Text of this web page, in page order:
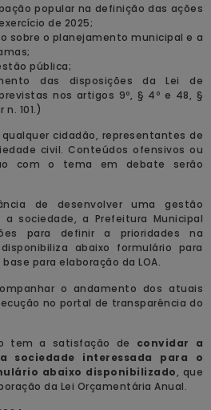
popular na definição das ações
de 2025;
sobre o planejamento municipal e a
pública;
disposições da Lei de
nos artigos 9º, § 4º e 48, §
101.)
cidadão, representantes de
civil. Conteúdos ofensivos ou
com o tema em debate serão
de desenvolver uma gestão
sociedade, a Prefeitura Municipal
para definir a prioridades na
abaixo formulário para
para elaboração da LOA.
o andamento dos atuais
no portal de transparência do
tem a satisfação de convidar a
sociedade interessada para o
abaixo disponibilizado, que
da Lei Orçamentária Anual.